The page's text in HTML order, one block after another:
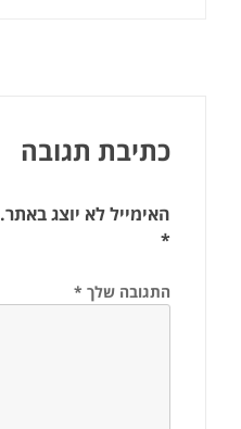
כתיבת תגובה
האימייל לא יוצג באתר.
*
התגובה שלך *